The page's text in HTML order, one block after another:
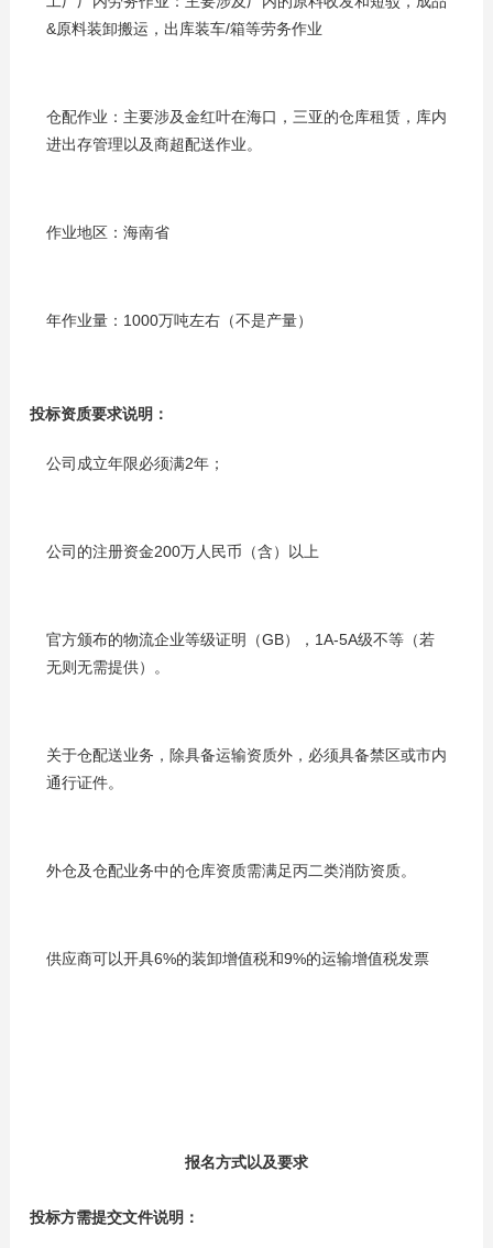
&原料装卸搬运，出库装车/箱等劳务作业
仓配作业：主要涉及金红叶在海口，三亚的仓库租赁，库内
进出存管理以及商超配送作业。
作业地区：海南省
年作业量：1000万吨左右（不是产量）
投标资质要求说明：
公司成立年限必须满2年；
公司的注册资金200万人民币（含）以上
官方颁布的物流企业等级证明（GB），1A-5A级不等（若
无则无需提供）。
关于仓配送业务，除具备运输资质外，必须具备禁区或市内
通行证件。
外仓及仓配业务中的仓库资质需满足丙二类消防资质。
供应商可以开具6%的装卸增值税和9%的运输增值税发票
报名方式以及要求
投标方需提交文件说明：